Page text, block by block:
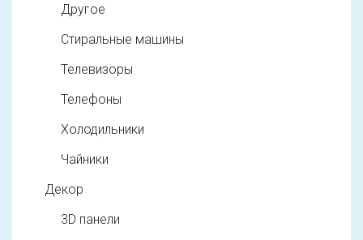
Другое
Стиральные машины
Телевизоры
Телефоны
Холодильники
Чайники
Декор
3D панели